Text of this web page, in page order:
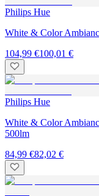
Philips Hue
White & Color
104,99 €100,01 €
Philips Hue
White & Color
500lm
84,99 €82,02 €